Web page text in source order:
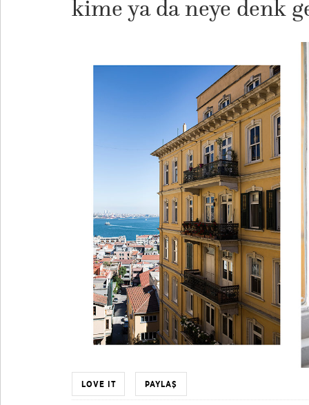
kime ya da neye denk
LOVE IT PAYLAŞ